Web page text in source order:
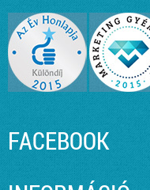
FACEBOOK